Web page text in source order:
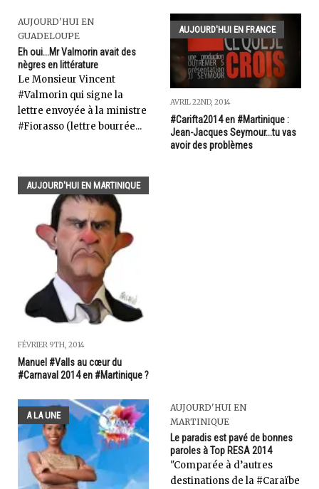
AUJOURD'HUI EN
GUADELOUPE
Eh oui...Mr Valmorin avait des
nègres en littérature
Le Monsieur Vincent
#Valmorin qui signe la
lettre envoyée à la ministre
#Fiorasso (lettre bourrée...
AUJOURD'HUI EN FRANCE
AVRIL 22ND, 2014
#Carifta2014 en #Martinique :
Jean-Jacques Seymour...tu vas
avoir des problèmes
AUJOURD'HUI EN MARTINIQUE
FÉVRIER 9TH, 2014
Manuel #Valls au cœur du
#Carnaval 2014 en #Martinique ?
A LA UNE
AUJOURD'HUI EN
MARTINIQUE
Le paradis est pavé de bonnes
paroles à Top RESA 2014
"Comparée à d’autres
destinations de la #Caraïbe